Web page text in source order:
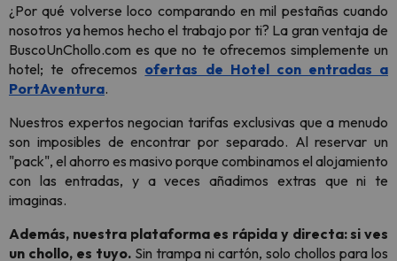
¿Por qué volverse loco comparando en mil pestañas cuando
nosotros ya hemos hecho el trabajo por ti? La gran ventaja de
BuscoUnChollo.com es que no te ofrecemos simplemente un
hotel; te ofrecemos ofertas de Hotel con entradas a
PortAventura.
Nuestros expertos negocian tarifas exclusivas que a menudo
son imposibles de encontrar por separado. Al reservar un
"pack", el ahorro es masivo porque combinamos el alojamiento
con las entradas, y a veces añadimos extras que ni te
imaginas.
Además, nuestra plataforma es rápida y directa: si ves
un chollo, es tuyo. Sin trampa ni cartón, solo chollos para los